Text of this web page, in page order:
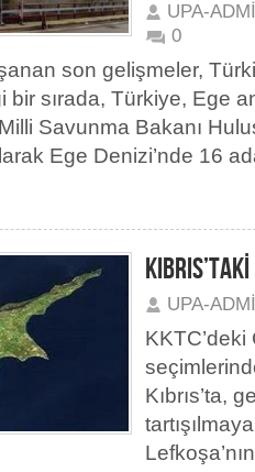
UPA-
0
son gelişmeler,
bir sırada, Türkiye, Ege
Savunma Bakanı
Ege Denizi’nde 16
UPA-
KKTC’deki
Kıbrıs’ta,